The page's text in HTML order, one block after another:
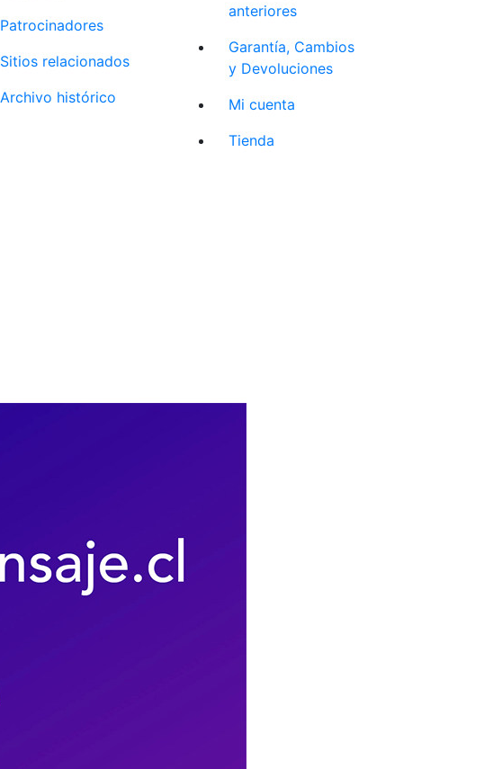
Patrocinadores
Sitios relacionados
Archivo histórico
anteriores
Garantía, Cambios
y Devoluciones
Mi cuenta
Tienda